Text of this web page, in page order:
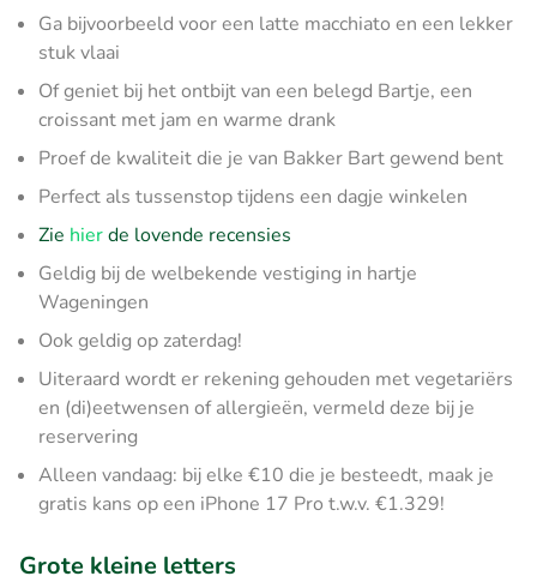
Ga bijvoorbeeld voor een latte macchiato en een lekker
stuk vlaai
Of geniet bij het ontbijt van een belegd Bartje, een
croissant met jam en warme drank
Proef de kwaliteit die je van Bakker Bart gewend bent
Perfect als tussenstop tijdens een dagje winkelen
Zie hierde lovende recensies
Geldig bij de welbekende vestiging in hartje
Wageningen
Ook geldig op zaterdag!
Uiteraard wordt er rekening gehouden met vegetariërs
en (di)eetwensen of allergieën, vermeld deze bij je
reservering
Alleen vandaag: bij elke €10 die je besteedt, maak je
gratis kans op een iPhone 17 Pro t.w.v. €1.329!
Grote kleine letters